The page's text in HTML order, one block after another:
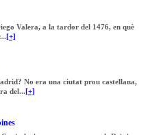
Valera, a la tardor del 1476, en què
[+]
No era una ciutat prou castellana,
del... [+]